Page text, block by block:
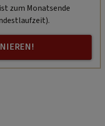
zum Monatsende